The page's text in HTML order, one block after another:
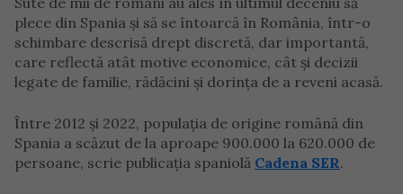
plece din Spania și să se întoarcă în România, într-o
schimbare descrisă drept discretă, dar importantă,
care reflectă atât motive economice, cât și decizii
legate de familie, rădăcini și dorința de a reveni acasă.
Între 2012 și 2022, populația de origine română din
Spania a scăzut de la aproape 900.000 la 620.000 de
persoane, scrie publicația spaniolă Cadena SER.